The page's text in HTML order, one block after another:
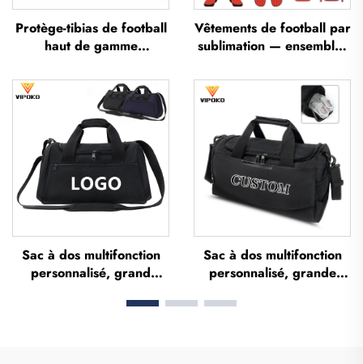
Protège-tibias de football
haut de gamme
tibias pour football,
protections pour les
jambes, protège-tibias
pour football et soccer
Vêtements de football par
sublimation — ensembles
pour entraînement
masculin, sportswear de
football personnalisé,
uniforme d'équipe de
football
Sac à dos multifonction
personnalisé, grand
de salle de gym pour
Sac à dos multifonction
personnalisé, grande
compartiment dédié aux